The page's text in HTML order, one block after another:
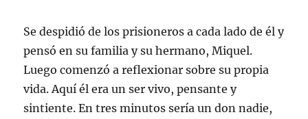
Se despidió de los prisioneros a cada lado de él y
pensó en su familia y su hermano, Miquel.
Luego comenzó a reflexionar sobre su propia
vida. Aquí él era un ser vivo, pensante y
sintiente. En tres minutos sería un don nadie,